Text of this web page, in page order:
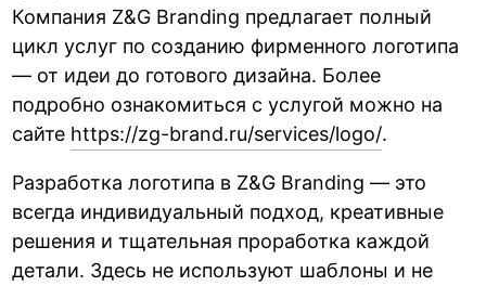
Компания Z&G Branding предлагает полный
цикл услуг по созданию фирменного логотипа
— от идеи до готового дизайна. Более
подробно ознакомиться с услугой можно на
сайте https://zg-brand.ru/services/logo/.
Разработка логотипа в Z&G Branding — это
всегда индивидуальный подход, креативные
решения и тщательная проработка каждой
детали. Здесь не используют шаблоны и не